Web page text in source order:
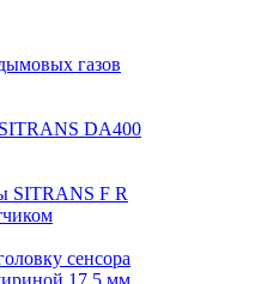
газов
SITRANS DA400
SITRANS F R
сенсора
17.5 мм